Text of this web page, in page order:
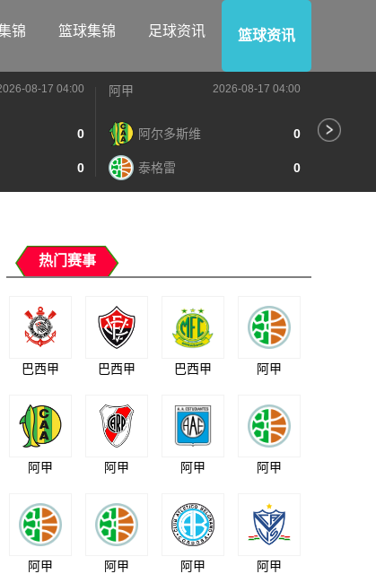
锦 篮球集锦 足球资讯 篮球资讯
08-17 04:00
0
0
阿甲 2026-08-17 04:00
阿尔多斯维 0
泰格雷 0
热门赛事
巴西甲 巴西甲 巴西甲 阿甲
阿甲 阿甲 阿甲 阿甲
阿甲 阿甲 阿甲 阿甲